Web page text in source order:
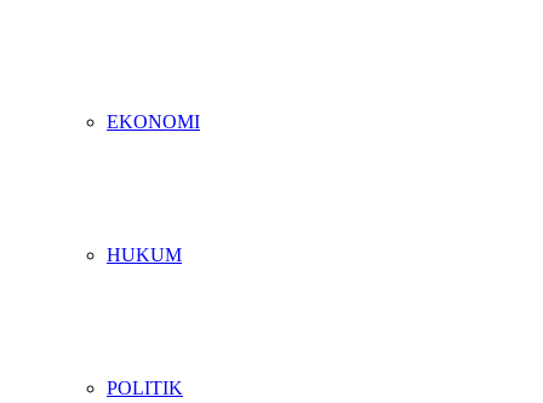
EKONOMI
HUKUM
POLITIK